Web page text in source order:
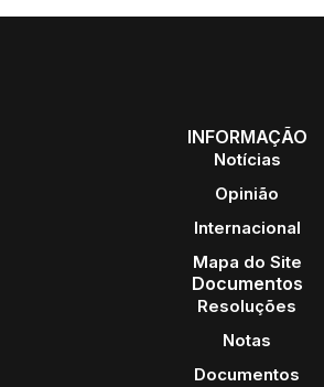
INFORMAÇÃO
Notícias
Opinião
Internacional
Mapa do Site
Documentos
Resoluções
Notas
Documentos